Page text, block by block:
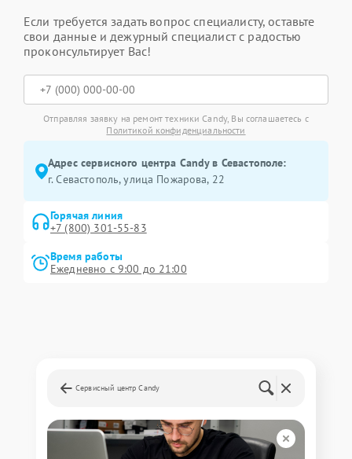
Если требуется задать вопрос специалисту, оставьте
свои данные и дежурный специалист с радостью
проконсультирует Вас!
Отправляя заявку на ремонт техники Candy, Вы соглашаетесь с
Политикой конфиденциальности
Адрес сервисного центра Candy в Севастополе:
г. Севастополь, улица Пожарова, 22
Горячая линия
+7 (800) 301-55-83
Время работы
Ежедневно с 9:00 до 21:00
Сервисный центр Candy